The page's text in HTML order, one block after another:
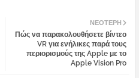
atsa
ΝΕΌΤΕΡΗ
Πώς να παρακολουθήσετε βίντεο
VR για ενήλικες παρά τους
περιορισμούς της Apple με το
Apple Vision Pro